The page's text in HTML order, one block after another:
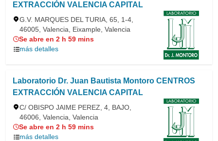
EXTRACCIÓN VALENCIA CAPITAL
G.V. MARQUES DEL TURIA, 65, 1-4,
46005, Valencia, Eixample, Valencia
Se abre en 2 h 59 mins
más detalles
Laboratorio Dr. Juan Bautista Montoro CENTROS
EXTRACCIÓN VALENCIA CAPITAL
C/ OBISPO JAIME PEREZ, 4, BAJO,
46006, Valencia, Valencia
Se abre en 2 h 59 mins
más detalles